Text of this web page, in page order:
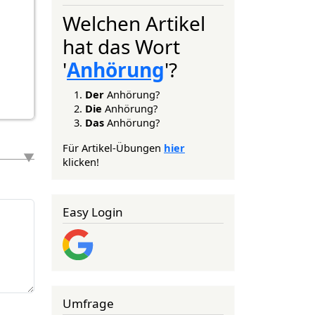
Welchen Artikel
hat das Wort
'Anhörung'?
Der Anhörung?
Die Anhörung?
Das Anhörung?
Für Artikel-Übungen hier
klicken!
Easy Login
Umfrage